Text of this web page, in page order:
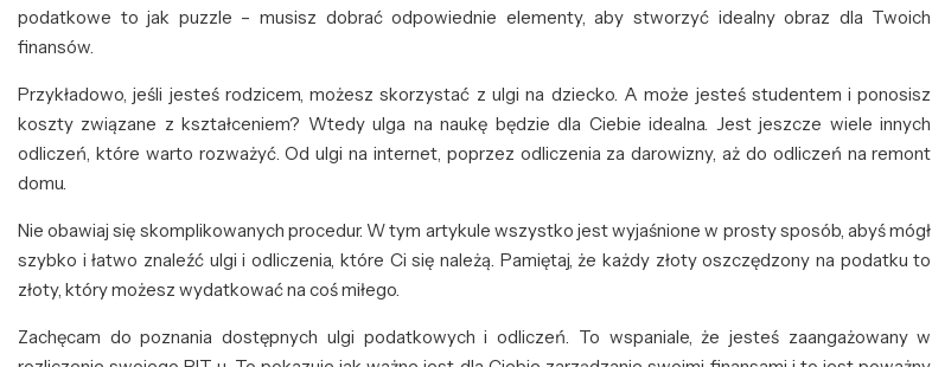
podatkowe to jak puzzle – musisz dobrać odpowiednie elementy, aby stworzyć idealny obraz dla Twoich
finansów.
Przykładowo, jeśli jesteś rodzicem, możesz skorzystać z ulgi na dziecko. A może jesteś studentem i ponosisz
koszty związane z kształceniem? Wtedy ulga na naukę będzie dla Ciebie idealna. Jest jeszcze wiele innych
odliczeń, które warto rozważyć. Od ulgi na internet, poprzez odliczenia za darowizny, aż do odliczeń na remont
domu.
Nie obawiaj się skomplikowanych procedur. W tym artykule wszystko jest wyjaśnione w prosty sposób, abyś mógł
szybko i łatwo znaleźć ulgi i odliczenia, które Ci się należą. Pamiętaj, że każdy złoty oszczędzony na podatku to
złoty, który możesz wydatkować na coś miłego.
Zachęcam do poznania dostępnych ulgi podatkowych i odliczeń. To wspaniale, że jesteś zaangażowany w